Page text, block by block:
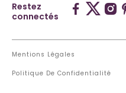
Restez
connectés
Mentions Légales
Politique De Confidentialité